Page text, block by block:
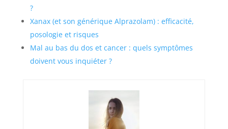
?
Xanax (et son générique Alprazolam) : efficacité,
posologie et risques
Mal au bas du dos et cancer : quels symptômes
doivent vous inquiéter ?